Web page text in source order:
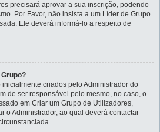
precisará aprovar a sua inscrição, podendo
Por Favor, não insista a um Líder de Grupo
Ele deverá informá-lo a respeito de
criados pelo Administrador do
de ser responsável pelo mesmo, no caso, o
em Criar um Grupo de Utilizadores,
o Administrador, ao qual deverá contactar